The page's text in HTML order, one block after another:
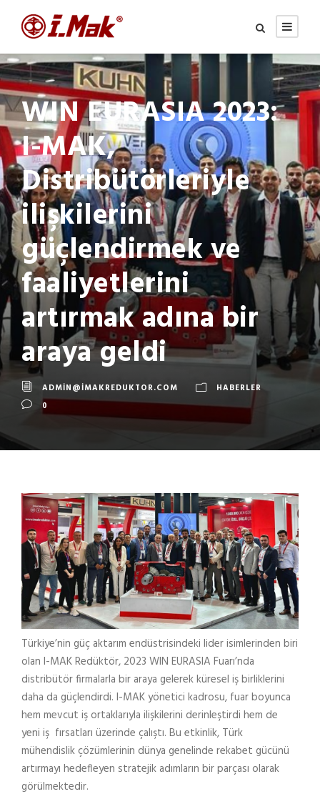
WIN EURASIA 2023:
I-MAK,
Distribütörleriyle
ilişkilerini
güçlendirmek ve
faaliyetlerini
artırmak adına bir
araya geldi
ADMIN@IMAKREDUKTOR.COM
HABERLER
0
Türkiye’nin güç aktarım endüstrisindeki lider isimlerinden biri
olan I-MAK Redüktör, 2023 WIN EURASIA Fuarı’nda
distribütör firmalarla bir araya gelerek küresel iş birliklerini
daha da güçlendirdi. I-MAK yönetici kadrosu, fuar boyunca
hem mevcut iş ortaklarıyla ilişkilerini derinleştirdi hem de
yeni iş fırsatları üzerinde çalıştı. Bu etkinlik, Türk
mühendislik çözümlerinin dünya genelinde rekabet gücünü
artırmayı hedefleyen stratejik adımların bir parçası olarak
görülmektedir.